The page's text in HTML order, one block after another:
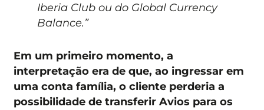
Iberia Club ou do Global Currency
Balance.”
Em um primeiro momento, a
interpretação era de que, ao ingressar em
uma conta família, o cliente perderia a
possibilidade de transferir Avios para os